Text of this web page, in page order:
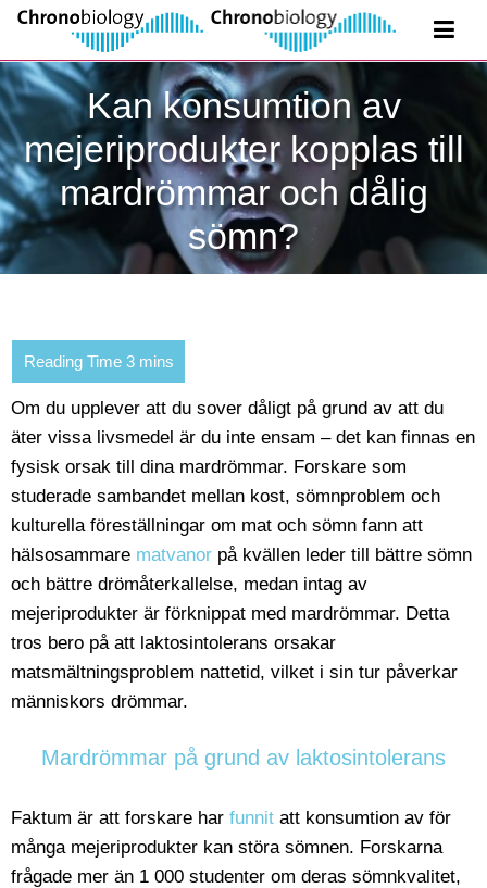
Kan konsumtion av
mejeriprodukter kopplas till
mardrömmar och dålig
sömn?
Om du upplever att du sover dåligt på grund av att du
äter vissa livsmedel är du inte ensam – det kan finnas en
fysisk orsak till dina mardrömmar. Forskare som
studerade sambandet mellan kost, sömnproblem och
kulturella föreställningar om mat och sömn fann att
hälsosammare matvanor på kvällen leder till bättre sömn
och bättre drömåterkallelse, medan intag av
mejeriprodukter är förknippat med mardrömmar. Detta
tros bero på att laktosintolerans orsakar
matsmältningsproblem nattetid, vilket i sin tur påverkar
människors drömmar.
Mardrömmar på grund av laktosintolerans
Faktum är att forskare har funnit att konsumtion av för
många mejeriprodukter kan störa sömnen. Forskarna
frågade mer än 1 000 studenter om deras sömnkvalitet,